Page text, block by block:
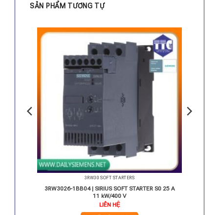
SẢN PHẨM TƯƠNG TỰ
3RW30 SOFT STARTERS
3RW3026-1BB04 | SIRIUS SOFT STARTER S0 25 A
11 kW/400 V
LIÊN HỆ